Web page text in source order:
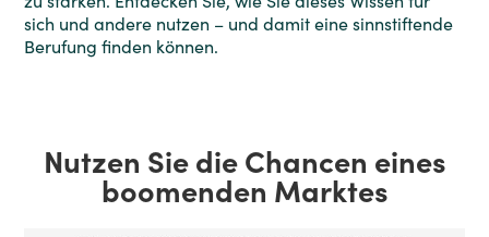
sich und andere nutzen – und damit eine sinnstiftende
Berufung finden können.
Nutzen Sie die Chancen eines
boomenden Marktes